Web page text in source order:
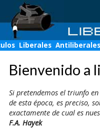
Liberales Antiliberales
Bienvenido a
Si pretendemos el triunfo
de esta época, es preciso,
exactamente de cual es
F.A. Hayek